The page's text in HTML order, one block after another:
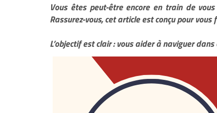
Vous êtes peut-être encore en train de
Rassurez-vous, cet article est conçu pour
L’objectif est clair : vous aider à naviguer